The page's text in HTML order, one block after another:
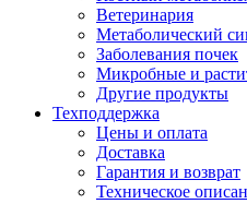
Ветеринария
Метаболический
Заболевания почек
Микробные и
Другие продукты
Техподдержка
Цены и оплата
Доставка
Гарантия и возврат
Техническое